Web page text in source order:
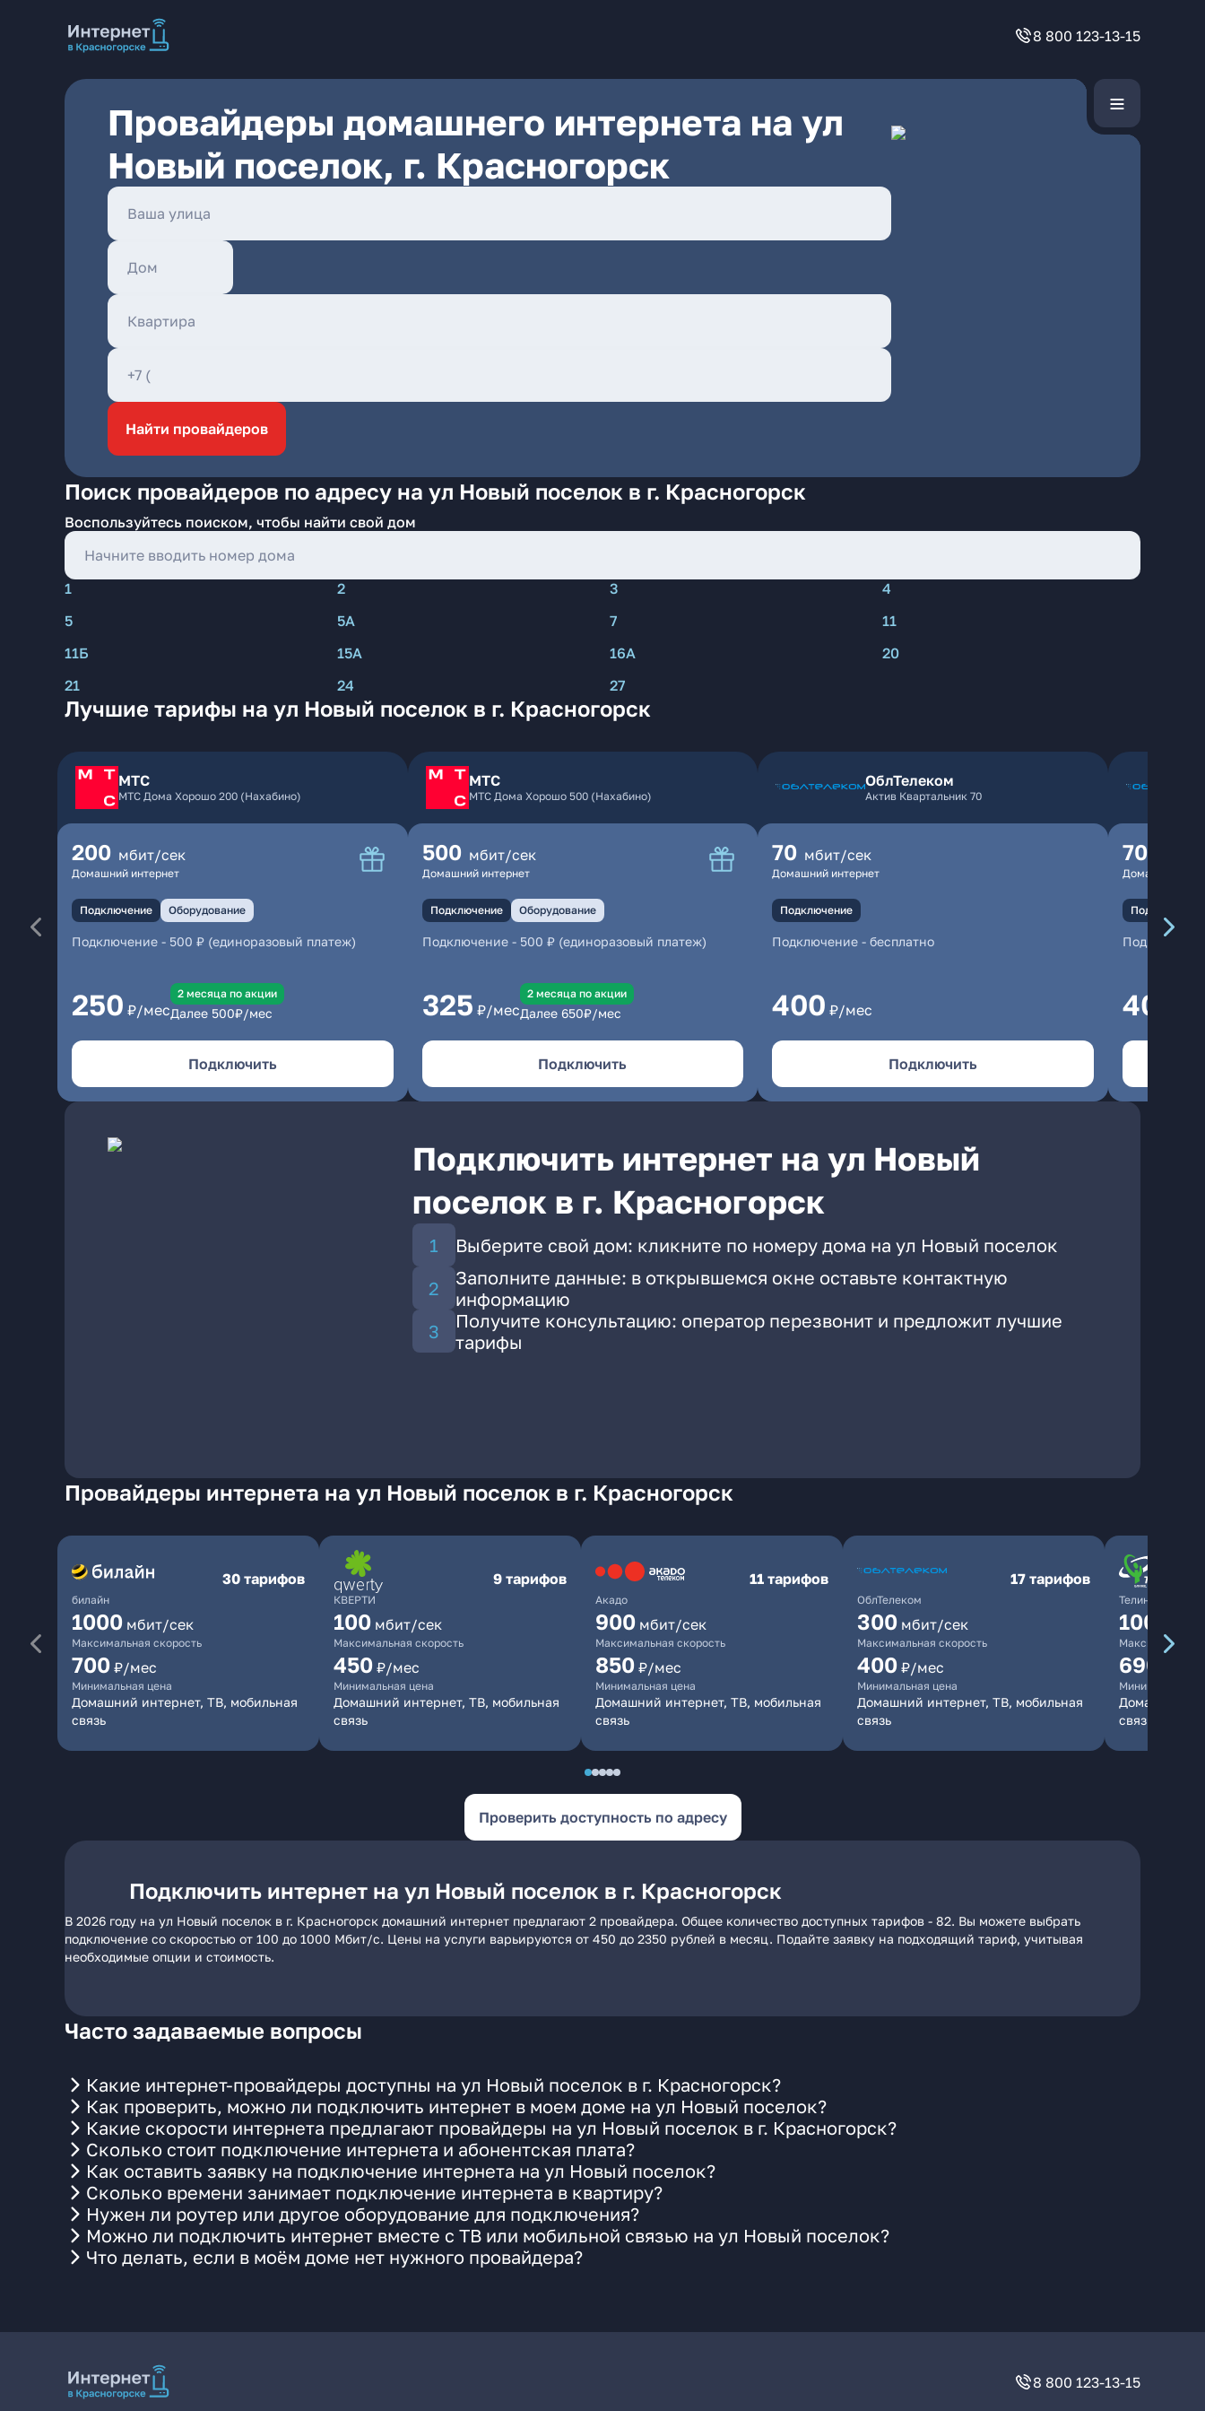
8 800 123-13-15
Провайдеры домашнего интернета на ул
Новый поселок, г. Красногорск
Найти провайдеров
Поиск провайдеров по адресу на ул Новый поселок в г. Красногорск
Воспользуйтесь поиском, чтобы найти свой дом
1 2 3
4
5
5А 7
11
11Б
15А 16А
20
21
24 27
Лучшие тарифы на ул Новый поселок в г. Красногорск
МТС
МТС Дома Хорошо 200 (Нахабино)
200 мбит/сек
Домашний интернет
Подключение Оборудование
Подключение - 500 ₽ (единоразовый платеж)
250 ₽/мес
2 месяцa по акции
Далее 500₽/мес
Подключить
МТС
МТС Дома Хорошо 500 (Нахабино)
500 мбит/сек
Домашний интернет
Подключение Оборудование
Подключение- 500 ₽ (единоразовый платеж)
325 ₽/мес
2 месяцa по акции
Далее 650₽/мес
Подключить
ОблТелеком
Актив Квартальник 70
70 мбит/сек
Домашний интернет
Подключение
Подключение - бесплатно
400 ₽/мес
Подключить
70
Домашний
Подключение
400
Подключить интернет на ул Новый
поселок в г. Красногорск
Выберите свой дом: кликните по номеру дома на ул Новый поселок
Заполните данные: в открывшемся окне оставьте контактную
информацию
Получите консультацию: оператор перезвонит и предложит лучшие
тарифы
Провайдеры интернета на ул Новый поселок в г. Красногорск
билайн
30 тарифов
1000 мбит/сек
Максимальная скорость
700 ₽/мес
Минимальная цена
Домашний интернет, ТВ, мобильная
связь
КВЕРТИ
9 тарифов
100 мбит/сек
Максимальная скорость
450 ₽/мес
Минимальная цена
Домашний интернет, ТВ, мобильная
связь
Акадо
11 тарифов
900 мбит/сек
Максимальная скорость
850 ₽/мес
Минимальная цена
Домашний интернет, ТВ, мобильная
связь
ОблТелеком
17 тарифов
300 мбит/сек
Максимальная скорость
400 ₽/мес
Минимальная цена
Домашний интернет, ТВ, мобильная
связь
ТелинКом
1000
Максимальная
690
Минимальная
Домашний
связь
Проверить доступность по адресу
Подключить интернет на ул Новый поселок в г. Красногорск
В 2026 году на ул Новый поселок в г. Красногорск домашний интернет предлагают 2 провайдера. Общее количество доступных тарифов - 82. Вы можете выбрать
подключение со скоростью от 100 до 1000 Мбит/с. Цены на услуги варьируются от 450 до 2350 рублей в месяц. Подайте заявку на подходящий тариф, учитывая
необходимые опции и стоимость.
Часто задаваемые вопросы
Какие интернет-провайдеры доступны на ул Новый поселок в г. Красногорск?
Как проверить, можно ли подключить интернет в моем доме на ул Новый поселок?
Какие скорости интернета предлагают провайдеры на ул Новый поселок в г. Красногорск?
Сколько стоит подключение интернета и абонентская плата?
Как оставить заявку на подключение интернета на ул Новый поселок?
Сколько времени занимает подключение интернета в квартиру?
Нужен ли роутер или другое оборудование для подключения?
Можно ли подключить интернет вместе с ТВ или мобильной связью на ул Новый поселок?
Что делать, если в моём доме нет нужного провайдера?
8 800 123-13-15